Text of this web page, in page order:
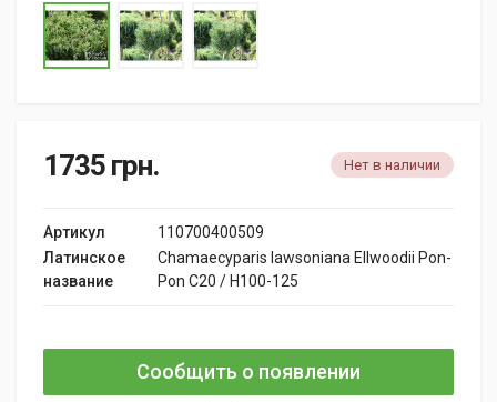
1735 грн. Нет в наличии
Артикул
110700400509
Латинское
название
Chamaecyparis lawsoniana Ellwoodii Pon-
Pon C20 / H100-125
Сообщить о появлении